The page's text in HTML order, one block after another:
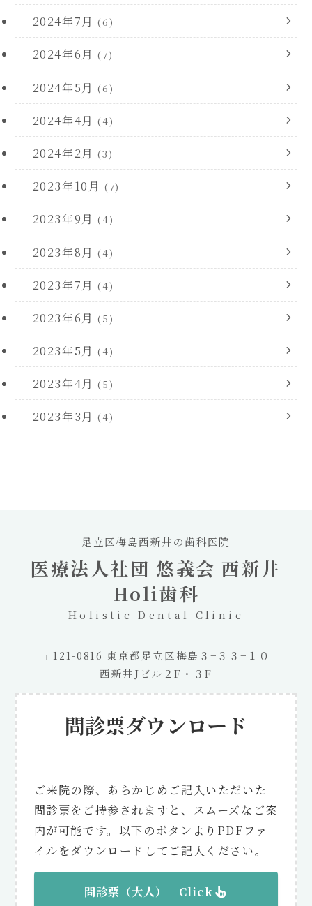
2024年7月 (6)
2024年6月 (7)
2024年5月 (6)
2024年4月 (4)
2024年2月 (3)
2023年10月 (7)
2023年9月 (4)
2023年8月 (4)
2023年7月 (4)
2023年6月 (5)
2023年5月 (4)
2023年4月 (5)
2023年3月 (4)
足立区梅島西新井の歯科医院
医療法人社団 悠義会 西新井
Holi歯科
Holistic Dental Clinic
〒121-0816 東京都足立区梅島３−３３−１０
西新井Jビル２F・３F
問診票ダウンロード
ご来院の際、あらかじめご記入いただいた
問診票をご持参されますと、スムーズなご案
内が可能です。以下のボタンよりPDFファ
イルをダウンロードしてご記入ください。
問診票（大人） Click